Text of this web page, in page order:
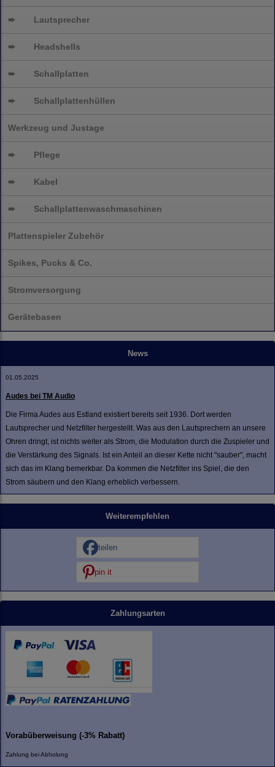
➨ Lautsprecher
➨ Headshells
➨ Schallplatten
➨ Schallplattenhüllen
Werkzeug und Justage
➨ Pflege
➨ Kabel
➨ Schallplattenwaschmaschinen
Plattenspieler Zubehör
Spikes, Pucks & Co.
Stromversorgung
Gerätebasen
News
01.05.2025
Audes bei TM Audio
Die Firma Audes aus Estland existiert bereits seit 1936. Dort werden
Lautsprecher und Netzfilter hergestellt. Was aus den Lautsprechern an unsere
Ohren dringt, ist nichts weiter als Strom, die Modulation durch die Zuspieler und
die Verstärkung des Signals. Ist ein Anteil an dieser Kette nicht "sauber", macht
sich das im Klang bemerkbar. Da kommen die Netzfilter ins Spiel, die den
Strom säubern und den Klang erheblich verbessern.
Weiterempfehlen
teilen
pin it
Zahlungsarten
Vorabüberweisung (-3% Rabatt)
Zahlung bei Abholung